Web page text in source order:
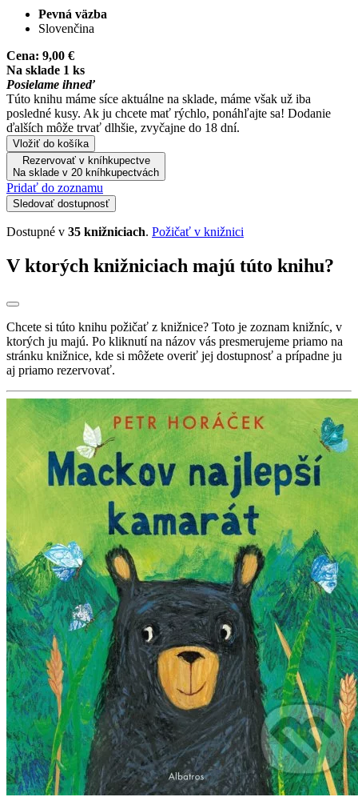
Pevná väzba
Slovenčina
Cena: 9,00 €
Na sklade 1 ks
Posielame ihneď
Túto knihu máme síce aktuálne na sklade, máme však už iba
posledné kusy. Ak ju chcete mať rýchlo, ponáhľajte sa! Dodanie
ďalších môže trvať dlhšie, zvyčajne do 18 dní.
Vložiť do košíka
Rezervovať v kníhkupectve
Na sklade v 20 kníhkupectvách
Pridať do zoznamu
Sledovať dostupnosť
Dostupné v 35 knižniciach. Požičať v knižnici
V ktorých knižniciach majú túto knihu?
Chcete si túto knihu požičať z knižnice? Toto je zoznam knižníc, v
ktorých ju majú. Po kliknutí na názov vás presmerujeme priamo na
stránku knižnice, kde si môžete overiť jej dostupnosť a prípadne ju
aj priamo rezervovať.